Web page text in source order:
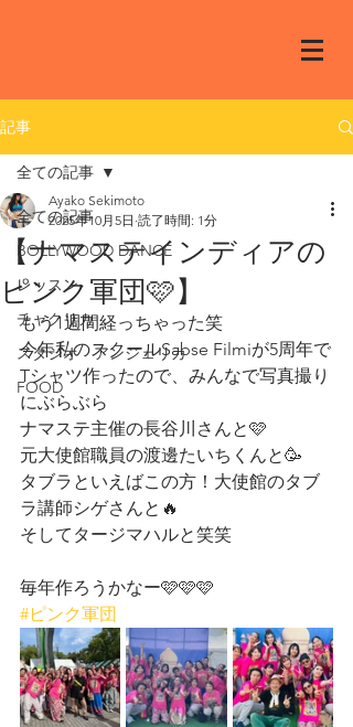
記事
全ての記事
BOLLYWOOD DANCE
レッスン
チャクリカ
スタジオ アンジェリカ
FOOD
全ての記事
【ナマステインディアの
ピンク軍団🩷】
Ayako Sekimoto
2025年10月5日 読了時間: 1分
もう1週間経っちゃった笑
今年私のスクールSabse Filmiが5周年で
Tシャツ作ったので、みんなで写真撮り
にぶらぶら
ナマステ主催の長谷川さんと🩷
元大使館職員の渡邊たいちくんと🥳
タブラといえばこの方！大使館のタブ
ラ講師シゲさんと🔥
そしてタージマハルと笑笑
毎年作ろうかなー🩷🩷🩷
#ピンク軍団